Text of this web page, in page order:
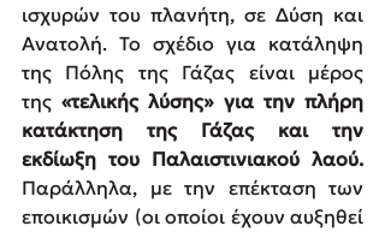
ισχυρών του πλανήτη, σε Δύση και
Ανατολή. Το σχέδιο για κατάληψη
της Πόλης της Γάζας είναι μέρος
της «τελικής λύσης» για την πλήρη
κατάκτηση της Γάζας και την
Παράλληλα, με την επέκταση των
εποικισμών (οι οποίοι έχουν αυξηθεί